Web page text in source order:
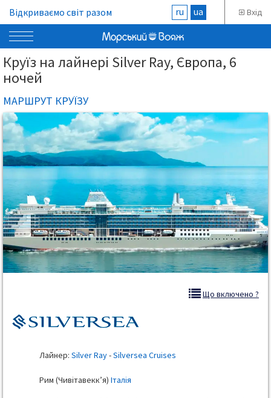
Відкриваємо світ разом ru ua Вхід
Круїз на лайнері Silver Ray, Європа, 6
ночей
МАРШРУТ КРУЇЗУ
Що включено ?
Лайнер: Silver Ray-Silversea Cruises
Рим (Чивітавекк’я) Італія